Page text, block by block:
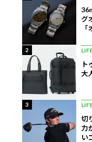
グ
2
ト
大
3
切
力
い